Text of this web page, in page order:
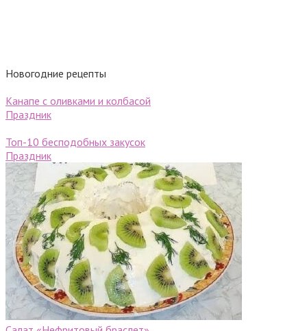
Новогодние рецепты
Канапе с оливками и колбасой
Праздник
Топ-10 бесподобных закусок
Праздник